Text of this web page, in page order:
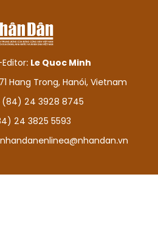
Le Quoc Minh
Hang Trong, Hanói, Vietnam
(84) 24 3928 8745
24 3825 5593
nhandanenlinea@nhandan.vn